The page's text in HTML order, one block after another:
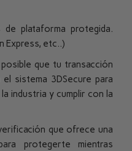
de plataforma protegida.
Express, etc..)
que tu transacción
sistema 3DSecure para
industria y cumplir con la
que ofrece una
protegerte mientras